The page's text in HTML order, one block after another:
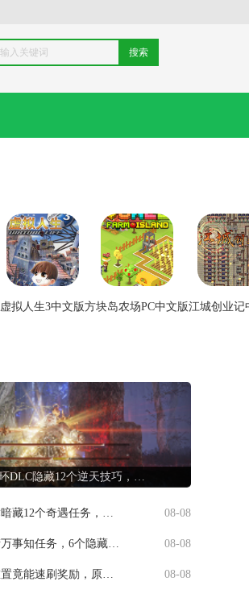
搜索
虚拟人生3中文版方块岛农场PC中文版江城创业记
艾尔登法环DLC隐藏12个逆天技巧，第7条让联机队友惊掉下巴
开封勾栏瓦肆暗藏12个奇遇任务，最后一个竟能指引人生方向 08-08
开封南门大街万事知任务，6个隐藏剧情竟然藏着这样的秘密 08-08
武学满级后重置竟能速刷奖励，原来流派挑战有这种捷径 08-08